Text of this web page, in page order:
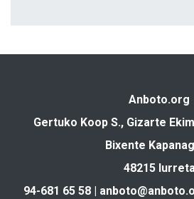
Anboto.org
Gertuko Koop S., Gizarte
Bixente
48215
94-681 65 58 |